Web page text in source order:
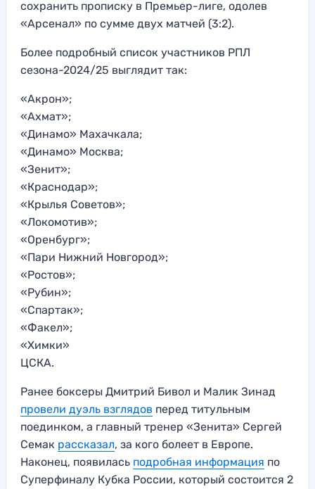
сохранить прописку в Премьер-лиге, одолев
«Арсенал» по сумме двух матчей (3:2).
Более подробный список участников РПЛ
сезона-2024/25 выглядит так:
«Акрон»;
«Ахмат»;
«Динамо» Махачкала;
«Динамо» Москва;
«Зенит»;
«Краснодар»;
«Крылья Советов»;
«Локомотив»;
«Оренбург»;
«Пари Нижний Новгород»;
«Ростов»;
«Рубин»;
«Спартак»;
«Факел»;
«Химки»
ЦСКА.
Ранее боксеры Дмитрий Бивол и Малик Зинад
провели дуэль взглядов перед титульным
поединком, а главный тренер «Зенита» Сергей
Семак рассказал, за кого болеет в Европе.
Наконец, появилась подробная информация по
Суперфиналу Кубка России, который состоится 2